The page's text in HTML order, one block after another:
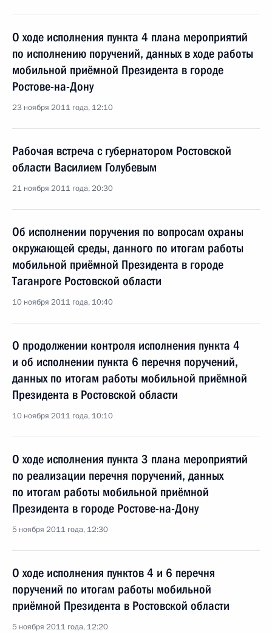
О ходе исполнения пункта 4 плана мероприятий
по исполнению поручений, данных в ходе работы
мобильной приёмной Президента в городе
Ростове-на-Дону
23 ноября 2011 года, 12:10
Рабочая встреча с губернатором Ростовской
области Василием Голубевым
21 ноября 2011 года, 20:30
Об исполнении поручения по вопросам охраны
окружающей среды, данного по итогам работы
мобильной приёмной Президента в городе
Таганроге Ростовской области
10 ноября 2011 года, 10:40
О продолжении контроля исполнения пункта 4
и об исполнении пункта 6 перечня поручений,
данных по итогам работы мобильной приёмной
Президента в Ростовской области
10 ноября 2011 года, 10:10
О ходе исполнения пункта 3 плана мероприятий
по реализации перечня поручений, данных
по итогам работы мобильной приёмной
Президента в городе Ростове-на-Дону
5 ноября 2011 года, 12:30
О ходе исполнения пунктов 4 и 6 перечня
поручений по итогам работы мобильной
приёмной Президента в Ростовской области
5 ноября 2011 года, 12:20